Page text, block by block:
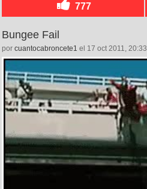
777
Bungee Fail
por cuantocabroncete1 el 17 oct 2011, 20:33